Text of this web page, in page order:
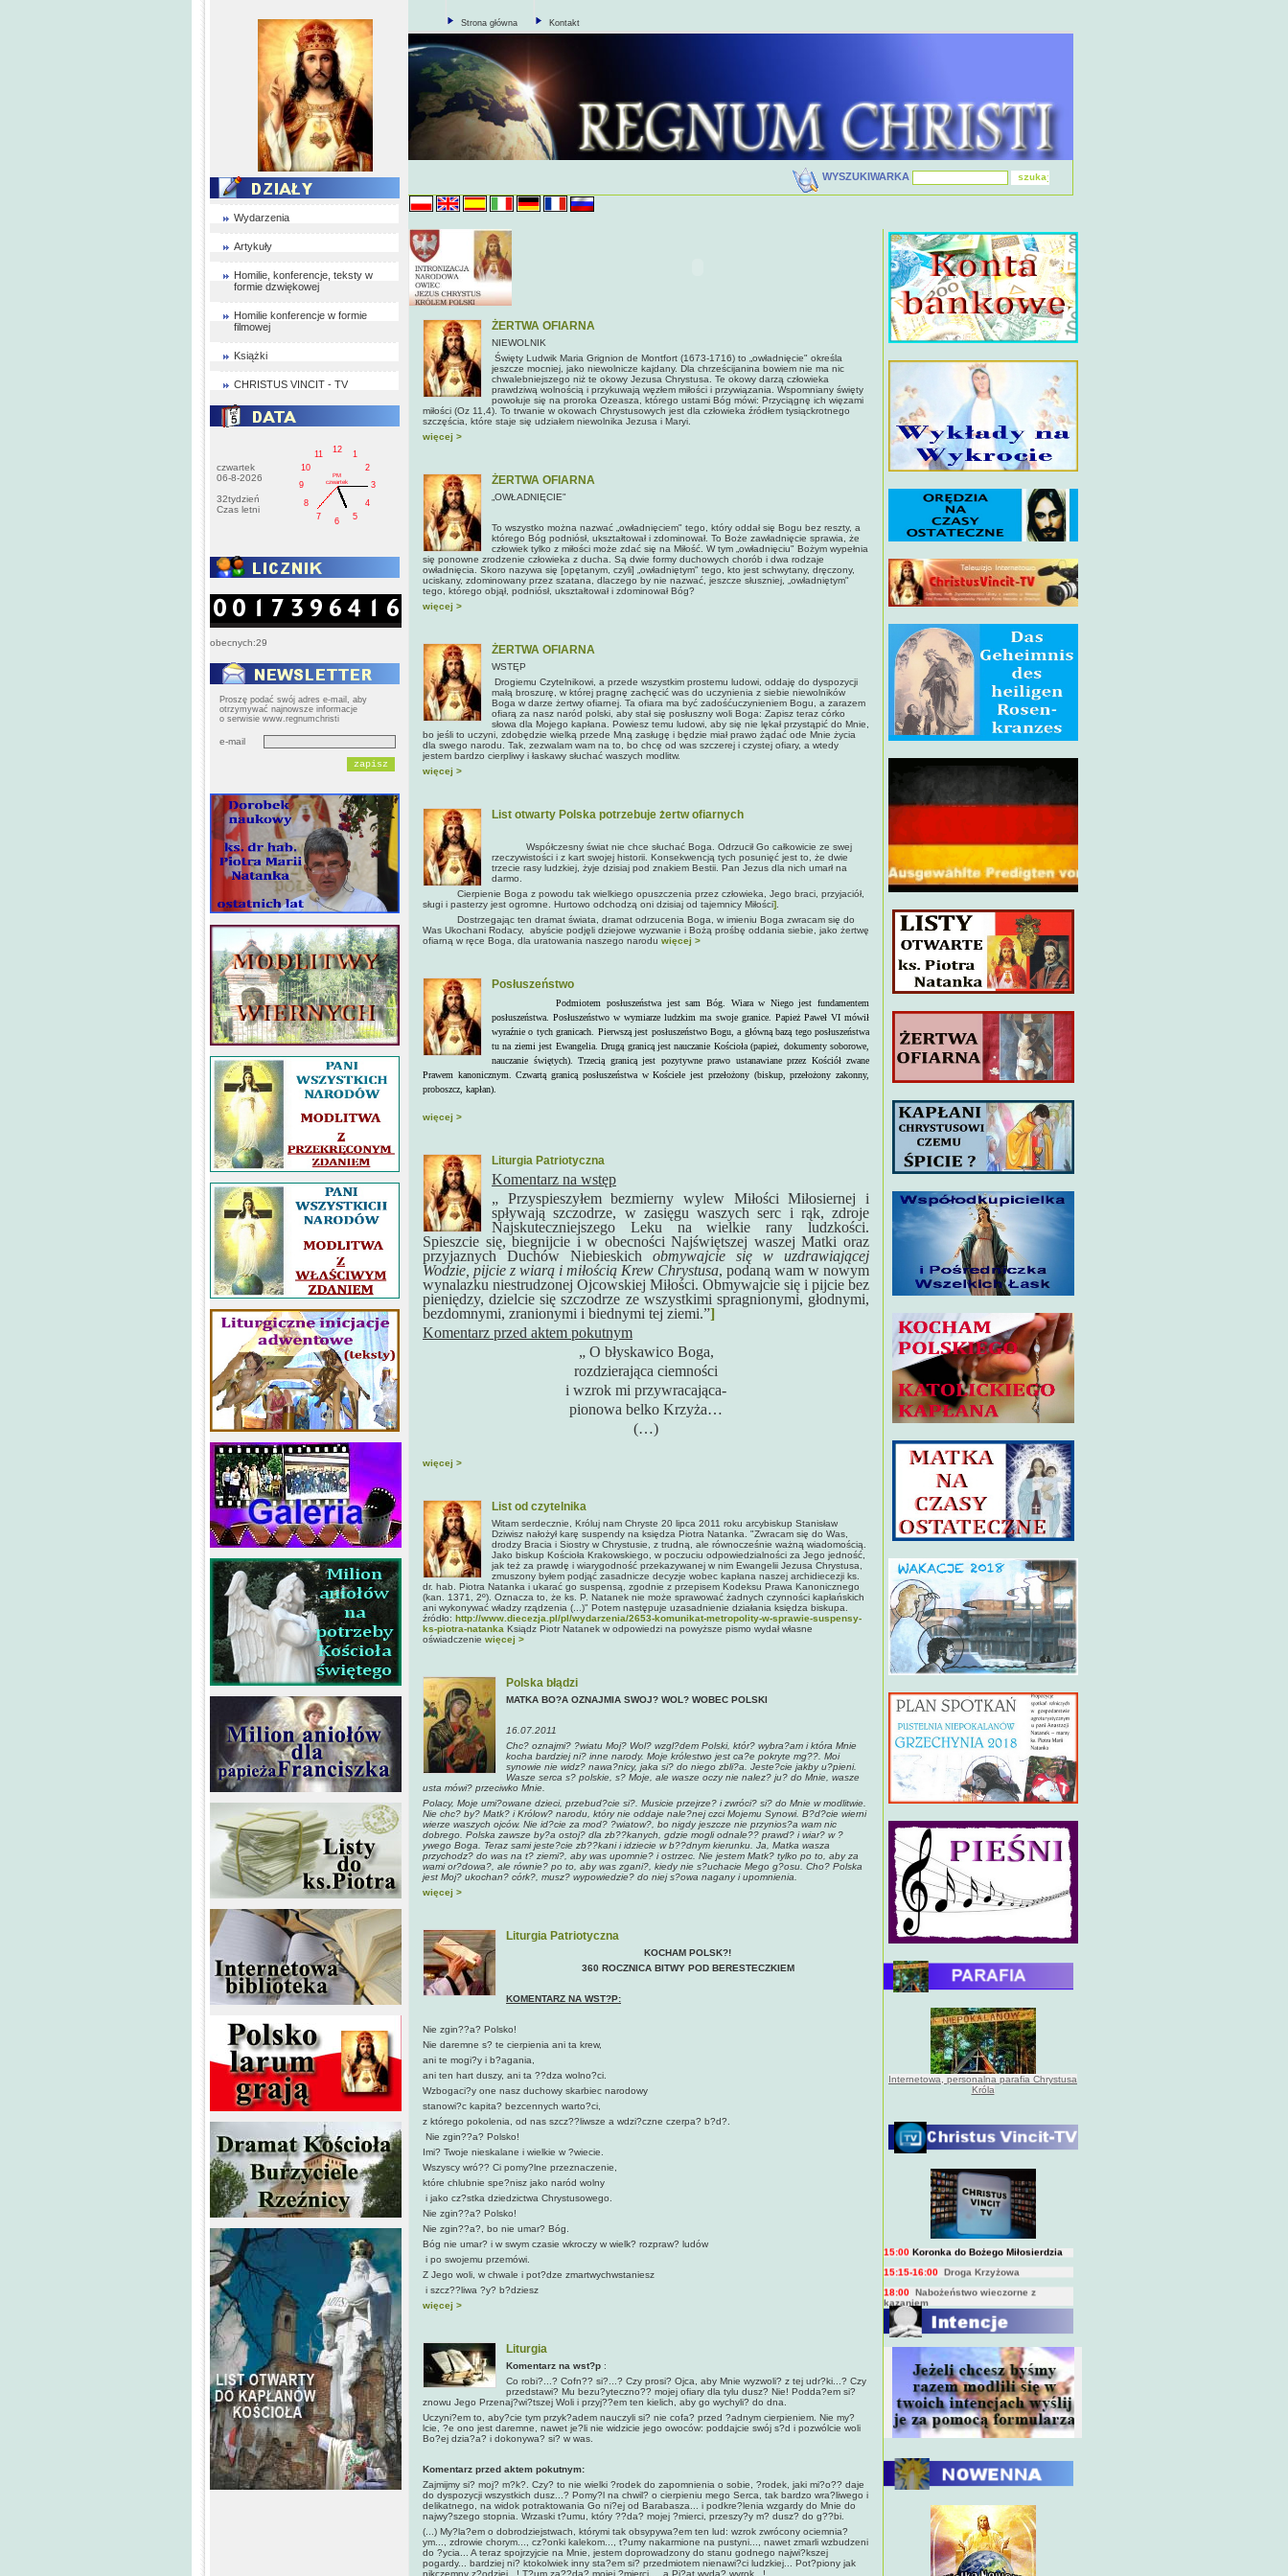
Wydarzenia
Artykuły
Homilie, konferencje, teksty w
formie dzwiękowej
Homilie konferencje w formie
filmowej
Książki
CHRISTUS VINCIT - TV
czwartek
06-8-2026
32tydzień
Czas letni
1
2
3
4
5
6
7
8
9
10
11
12
PM
czwartek
obecnych:29
Proszę podać swój adres e-mail, aby
otrzymywać najnowsze informacje
o serwisie www.regnumchristi
e-mail
Strona główna Kontakt
WYSZUKIWARKA
ŻERTWA OFIARNA
NIEWOLNIK
Święty Ludwik Maria Grignion de Montfort (1673-1716) to „owładnięcie" określa
jeszcze mocniej, jako niewolnicze kajdany. Dla chrześcijanina bowiem nie ma nic
chwalebniejszego niż te okowy Jezusa Chrystusa. Te okowy darzą człowieka
prawdziwą wolnością i przykuwa­ją węzłem miłości i przywiązania. Wspomniany święty
powołuje się na proroka Ozeasza, którego ustami Bóg mówi: Przyciągnę ich więzami
mi­łości (Oz 11,4). To trwanie w okowach Chrystusowych jest dla człowieka źródłem tysiąckrotnego
szczęścia, które staje się udziałem niewolnika Jezusa i Maryi.
więcej >
ŻERTWA OFIARNA
„OWŁADNIĘCIE"
To wszystko można nazwać „owładnięciem" tego, który oddał się Bogu bez reszty, a
którego Bóg podniósł, ukształtował i zdomino­wał. To Boże zawładnięcie sprawia, że
człowiek tylko z miłości może zdać się na Miłość. W tym „owładnięciu" Bożym wypełnia
się ponowne zrodzenie człowieka z ducha.
Są dwie formy duchowych chorób i dwa rodzaje
owładnięcia. Skoro nazywa się [opętanym, czyli] „owładniętym" tego, kto jest schwytany, dręczony,
uciskany, zdominowany przez szatana, dlaczego by nie nazwać, jeszcze słuszniej, „owładniętym"
tego, którego objął, podniósł, ukształtował i zdominował Bóg?
więcej >
ŻERTWA OFIARNA
WSTĘP
Drogiemu Czytelnikowi, a przede wszystkim prostemu ludowi, oddaję do dyspozycji
małą broszurę, w której pragnę zachęcić was do uczynienia z siebie niewolników
Boga w darze żertwy ofiarnej. Ta ofiara ma być zadośćuczynieniem Bogu, a zarazem
ofiarą za nasz naród polski, aby stał się posłuszny woli Boga: Zapisz teraz córko
słowa dla Mojego kapłana. Powiesz temu ludowi, aby się nie lękał przystąpić do Mnie,
bo jeśli to uczyni, zdobędzie wielką przede Mną zasługę i będzie miał pra­wo żądać ode Mnie życia
dla swego narodu. Tak, zezwalam wam na to, bo chcę od was szczerej i czystej ofiary, a wtedy
jestem bardzo cierpliwy i łaskawy słuchać waszych modlitw.
więcej >
List otwarty Polska potrzebuje żertw ofiarnych
Współczesny świat nie chce słuchać Boga. Odrzucił Go całkowicie ze swej
rzeczywistości i z kart swojej historii. Konsekwencją tych posunięć jest to, że dwie
trzecie rasy ludzkiej, żyje dzisiaj pod znakiem Bestii. Pan Jezus dla nich umarł na
darmo
Cierpienie Boga z powodu tak wielkiego opuszczenia przez człowieka, Jego braci, przyjaciół,
sługi i pasterzy jest ogromne. Hurtowo odchodzą oni dzisiaj od tajemnicy Miłości]
Dostrzegając ten dramat świata, dramat odrzucenia Boga, w imieniu Boga zwracam się do
Was Ukochani Rodacy, abyście podjęli dziejowe wyzwanie i Bożą prośbę oddania siebie, jako żertwę
ofiarną w ręce Boga, dla uratowania naszego narodu więcej >
Posłuszeństwo
Podmiotem posłuszeństwa jest sam Bóg. Wiara w Niego jest fundamentem
posłuszeństwa. Posłuszeństwo w wymiarze ludzkim ma swoje granice. Papież Paweł VI mówił
wyraźnie o tych granicach. Pierwszą jest posłuszeństwo Bogu, a główną bazą tego posłuszeństwa
tu na ziemi jest Ewangelia. Drugą granicą jest nauczanie Kościoła (papież, dokumenty soborowe,
nauczanie świętych). Trzecią granicą jest pozytywne prawo ustanawiane przez Kościół zwane
Prawem kanonicznym. Czwartą granicą posłuszeństwa w Kościele jest przełożony (biskup, przełożony zakonny,
proboszcz, kapłan).
więcej >
Liturgia Patriotyczna
Komentarz na wstęp
„ Przyspieszyłem bezmierny wylew Miłości Miłosiernej i
spływają szczodrze, w zasięgu waszych serc i rąk, zdroje
Najskuteczniejszego Leku na wielkie rany ludzkości.
Spieszcie się, biegnijcie i w obecności Najświętszej waszej Matki oraz
przyjaznych Duchów Niebieskich obmywajcie się w uzdrawiającej
Wodzie, pijcie z wiarą i miłością Krew Chrystusa, podaną wam w nowym
wynalazku niestrudzonej Ojcowskiej Miłości. Obmywajcie się i pijcie bez
pieniędzy, dzielcie się szczodrze ze wszystkimi spragnionymi, głodnymi,
bezdomnymi, zranionymi i biednymi tej ziemi.”]
Komentarz przed aktem pokutnym
„ O błyskawico Boga,
rozdzierająca ciemności
i wzrok mi przywracająca-
pionowa belko Krzyża…
(…)
więcej >
List od czytelnika
Witam serdecznie, Króluj nam Chryste 20 lipca 2011 roku arcybiskup Stanisław
Dziwisz nałożył karę suspendy na księdza Piotra Natanka. "Zwracam się do Was,
drodzy Bracia i Siostry w Chrystusie, z trudną, ale równocześnie ważną wiadomością.
Jako biskup Kościoła Krakowskiego, w poczuciu odpowiedzialności za Jego jedność,
jak też za prawdę i wiarygodność przekazywanej w nim Ewangelii Jezusa Chrystusa,
zmuszony byłem podjąć zasadnicze decyzje wobec kapłana naszej archidiecezji ks.
dr. hab. Piotra Natanka i ukarać go suspensą, zgodnie z przepisem Kodeksu Prawa Kanonicznego
(kan. 1371, 2º). Oznacza to, że ks. P. Natanek nie może sprawować żadnych czynności kapłańskich
ani wykonywać władzy rządzenia (...)" Potem następuje uzasadnienie działania księdza biskupa.
źródło: http://www.diecezja.pl/pl/wydarzenia/2653-komunikat-metropolity-w-sprawie-suspensy-
ks-piotra-natanka Ksiądz Piotr Natanek w odpowiedzi na powyższe pismo wydał własne
oświadczenie więcej >
Polska błądzi
MATKA BO?A OZNAJMIA SWOJ? WOL? WOBEC POLSKI
16.07.2011
Chc? oznajmi? ?wiatu Moj? Wol? wzgl?dem Polski, któr? wybra?am i która Mnie
kocha bardziej ni? inne narody. Moje królestwo jest ca?e pokryte mg??. Moi
synowie nie widz? nawa?nicy, jaka si? do niego zbli?a. Jeste?cie jakby u?pieni.
Wasze serca s? polskie, s? Moje, ale wasze oczy nie nalez? ju? do Mnie, wasze
usta mówi? przeciwko Mnie.
Polacy, Moje umi?owane dzieci, przebud?cie si?. Musicie przejrze? i zwróci? si? do Mnie w modlitwie.
Nie chc? by? Matk? i Królow? narodu, który nie oddaje nale?nej czci Mojemu Synowi. B?d?cie wierni
wierze waszych ojców. Nie id?cie za mod? ?wiatow?, bo nigdy jeszcze nie przynios?a wam nic
dobrego. Polska zawsze by?a ostoj? dla zb??kanych, gdzie mogli odnale?? prawd? i wiar? w ?
ywego Boga. Teraz sami jeste?cie zb??kani i idziecie w b??dnym kierunku. Ja, Matka wasza
przychodz? do was na t? ziemi?, aby was upomnie? i ostrzec. Nie jestem Matk? tylko po to, aby za
wami or?dowa?, ale równie? po to, aby was zgani?, kiedy nie s?uchacie Mego g?osu. Cho? Polska
jest Moj? ukochan? córk?, musz? wypowiedzie? do niej s?owa nagany i upomnienia.
więcej >
Liturgia Patriotyczna
KOCHAM POLSK?!
360 ROCZNICA BITWY POD BERESTECZKIEM
KOMENTARZ NA WST?P:
Nie zgin??a? Polsko!
Nie daremne s? te cierpienia ani ta krew,
ani te mogi?y i b?agania,
ani ten hart duszy, ani ta ??dza wolno?ci.
Wzbogaci?y one nasz duchowy skarbiec narodowy
stanowi?c kapita? bezcennych warto?ci,
z którego pokolenia, od nas szcz??liwsze a wdzi?czne czerpa? b?d?.
Nie zgin??a? Polsko!
Imi? Twoje nieskalane i wielkie w ?wiecie.
Wszyscy wró?? Ci pomy?lne przeznaczenie,
które chlubnie spe?nisz jako naród wolny
i jako cz?stka dziedzictwa Chrystusowego.
Nie zgin??a? Polsko!
Nie zgin??a?, bo nie umar? Bóg.
Bóg nie umar? i w swym czasie wkroczy w wielk? rozpraw? ludów
i po swojemu przemówi.
Z Jego woli, w chwale i pot?dze zmartwychwstaniesz
i szcz??liwa ?y? b?dziesz
więcej >
Liturgia
Komentarz na wst?p :
Co robi?...? Cofn?? si?...? Czy prosi? Ojca, aby Mnie wyzwoli? z tej udr?ki...? Czy
przedstawi? Mu bezu?yteczno?? mojej ofiary dla tylu dusz? Nie! Podda?em si?
znowu Jego Przenaj?wi?tszej Woli i przyj??em ten kielich, aby go wychyli? do dna.
Uczyni?em to, aby?cie tym przyk?adem nauczyli si? nie cofa? przed ?adnym cierpieniem. Nie my?
lcie, ?e ono jest daremne, nawet je?li nie widzicie jego owoców: poddajcie swój s?d i pozwólcie woli
Bo?ej dzia?a? i dokonywa? si? w was.
Komentarz przed aktem pokutnym:
Zajmijmy si? moj? m?k?. Czy? to nie wielki ?rodek do zapomnienia o sobie, ?rodek, jaki mi?o?? daje
do dyspozycji wszystkich dusz...? Pomy?l na chwil? o cierpieniu mego Serca, tak bardzo wra?liwego i
delikatnego, na widok potraktowania Go ni?ej od Barabasza... i podkre?lenia wzgardy do Mnie do
najwy?szego stopnia. Wrzaski t?umu, który ??da? mojej ?mierci, przeszy?y m? dusz? do g??bi.
(...) My?la?em o dobrodziejstwach, którymi tak obsypywa?em ten lud: wzrok zwrócony ociemnia?
ym..., zdrowie chorym..., cz?onki kalekom..., t?umy nakarmione na pustyni..., nawet zmarli wzbudzeni
do ?ycia... A teraz spojrzyjcie na Mnie, jestem doprowadzony do stanu godnego najwi?kszej
pogardy... bardziej ni? ktokolwiek inny sta?em si? przedmiotem nienawi?ci ludzkiej... Pot?piony jak
nikczemny z?odziej...! T?um za??da? mojej ?mierci..., a Pi?at wyda? wyrok...!
Internetowa, personalna parafia Chrystusa
Króla
BIEŻĄCY PROGRAM TRANSMISJI
BEZPOŚREDNICH
(na żywo)
Msza święta
Koronka do Bożego Miłosierdzia
15:15-16:00 Droga Krzyżowa
18:00 Nabożeństwo wieczorne z
kazaniem
10:00
Niedzielna Msza święta w miarę
możliwości ks. Piotra